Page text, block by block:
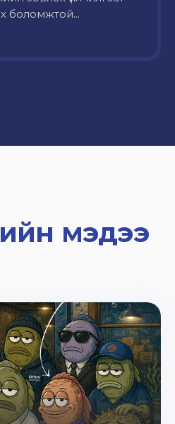
боломжтой...
мэдээ